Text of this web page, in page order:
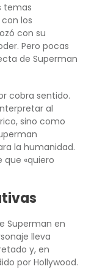
temas
los
con su
Pero pocas
de Superman
cobra sentido.
al
sino como
la humanidad.
«quiero
Superman en
lleva
y, en
por Hollywood.